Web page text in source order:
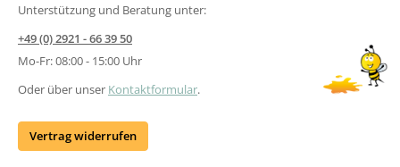
Unterstützung und Beratung unter:
+49 (0) 2921 - 66 39 50
Mo-Fr: 08:00 - 15:00 Uhr
Oder über unser Kontaktformular.
Vertrag widerrufen